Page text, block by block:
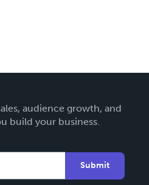
audience growth, and
build your business.
Submit